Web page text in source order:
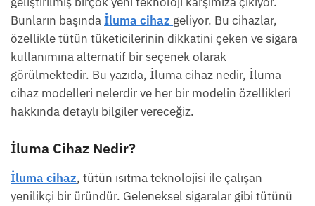
Bunların başında İluma cihaz geliyor. Bu cihazlar,
özellikle tütün tüketicilerinin dikkatini çeken ve sigara
kullanımına alternatif bir seçenek olarak
görülmektedir. Bu yazıda, İluma cihaz nedir, İluma
cihaz modelleri nelerdir ve her bir modelin özellikleri
hakkında detaylı bilgiler vereceğiz.
İluma Cihaz Nedir?
İluma cihaz, tütün ısıtma teknolojisi ile çalışan
yenilikçi bir üründür. Geleneksel sigaralar gibi tütünü